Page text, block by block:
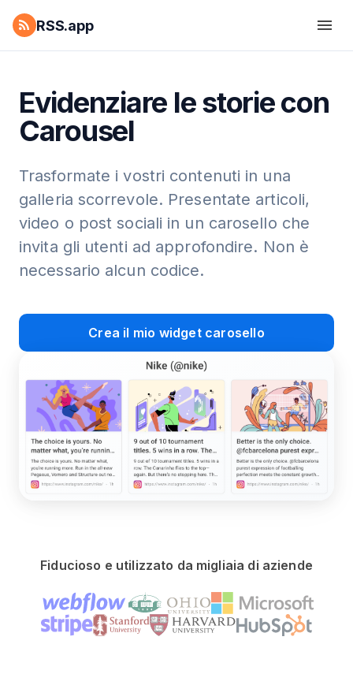
RSS.app
Evidenziare le storie con
Carousel
Trasformate i vostri contenuti in una
galleria scorrevole. Presentate articoli,
video o post sociali in un carosello che
invita gli utenti ad approfondire. Non è
necessario alcun codice.
Crea il mio widget carosello
Fiducioso e utilizzato da migliaia di aziende